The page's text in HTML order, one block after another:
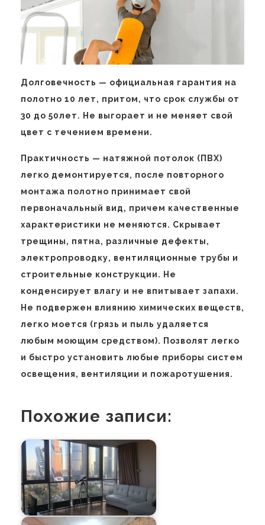
Долговечность — официальная гарантия на
полотно 10 лет, притом, что срок службы от
30 до 50лет. Не выгорает и не меняет свой
цвет с течением времени.
Практичность — натяжной потолок (ПВХ)
легко демонтируется, после повторного
монтажа полотно принимает свой
первоначальный вид, причем качественные
характеристики не меняются. Скрывает
трещины, пятна, различные дефекты,
электропроводку, вентиляционные трубы и
строительные конструкции. Не
конденсирует влагу и не впитывает запахи.
Не подвержен влиянию химических веществ,
легко моется (грязь и пыль удаляется
любым моющим средством). Позволят легко
и быстро установить любые приборы систем
освещения, вентиляции и пожаротушения.
Похожие записи: